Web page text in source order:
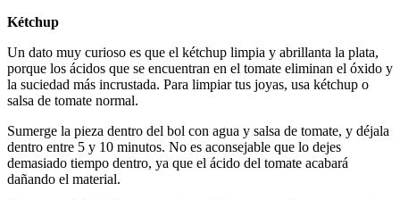
Kétchup
Un dato muy curioso es que el kétchup limpia y abrillanta la plata,
porque los ácidos que se encuentran en el tomate eliminan el óxido y
la suciedad más incrustada. Para limpiar tus joyas, usa kétchup o
salsa de tomate normal.
Sumerge la pieza dentro del bol con agua y salsa de tomate, y déjala
dentro entre 5 y 10 minutos. No es aconsejable que lo dejes
demasiado tiempo dentro, ya que el ácido del tomate acabará
dañando el material.